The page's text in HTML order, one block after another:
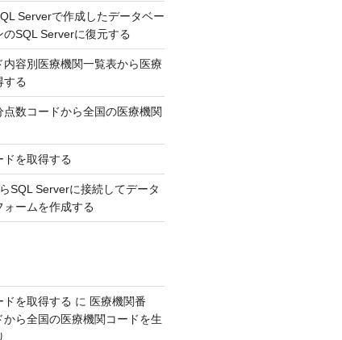
Serverで作成したデータベー
SQL Serverに復元する
容別医療機関一覧表から医療
する
点数コードから全国の医療機関
を取得する
SQL Serverに接続してデータ
ームを作成する
を取得する に 医療機関番
ら全国の医療機関コードを生